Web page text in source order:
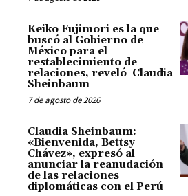
Keiko Fujimori es la que
buscó al Gobierno de
México para el
restablecimiento de
relaciones, reveló Claudia
Sheinbaum
7 de agosto de 2026
Claudia Sheinbaum:
«Bienvenida, Bettsy
Chávez», expresó al
anunciar la reanudación
de las relaciones
diplomáticas con el Perú